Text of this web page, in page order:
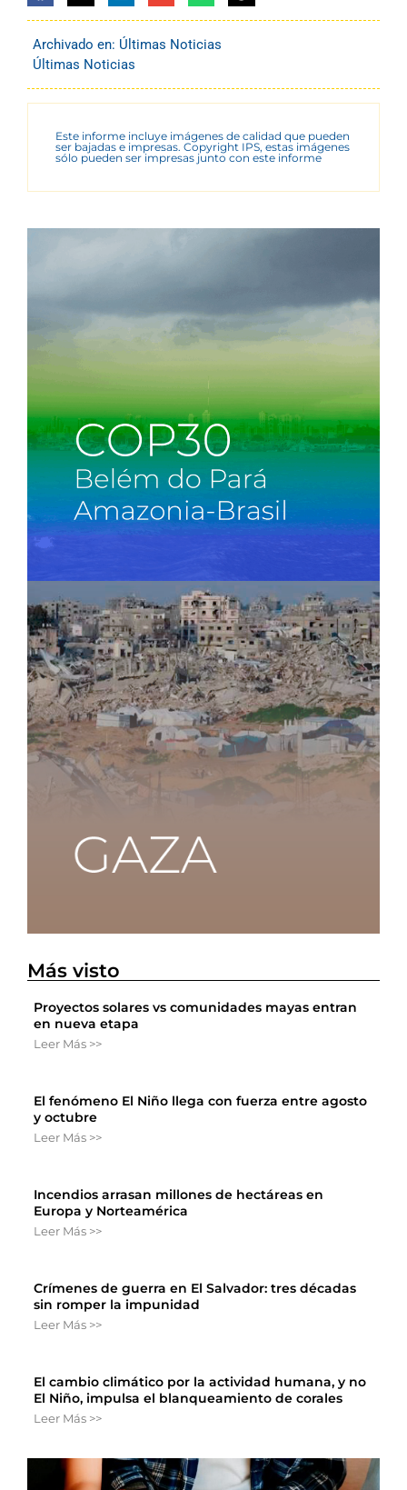
Archivado en: Últimas Noticias
Últimas Noticias
Este informe incluye imágenes de calidad que pueden
ser bajadas e impresas. Copyright IPS, estas imágenes
sólo pueden ser impresas junto con este informe
Más visto
Proyectos solares vs comunidades mayas entran
en nueva etapa
Leer Más >>
El fenómeno El Niño llega con fuerza entre agosto
y octubre
Leer Más >>
Incendios arrasan millones de hectáreas en
Europa y Norteamérica
Leer Más >>
Crímenes de guerra en El Salvador: tres décadas
sin romper la impunidad
Leer Más >>
El cambio climático por la actividad humana, y no
El Niño, impulsa el blanqueamiento de corales
Leer Más >>